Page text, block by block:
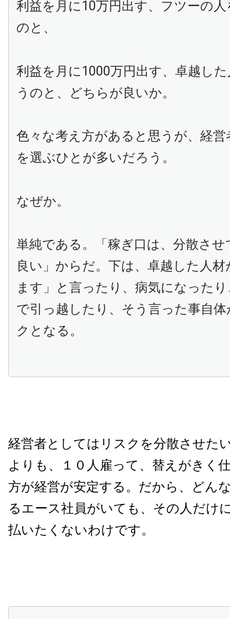
利益を月に10万円出す、フツーの
のと、
利益を月に1000万円出す、卓越し
うのと、どちらが良いか。
色々な考え方があると思うが、経
を選ぶひとが多いだろう。
なぜか。
単純である。「稼ぎ口は、分散さ
良い」からだ。下は、卓越した人
ます」と言ったり、病気になった
で引っ越したり、そう言った事自
クとなる。
経営者としてはリスクを分散させた
よりも、１０人雇って、替えがきく
方が経営が安定する。だから、どん
るエース社員がいても、その人だけ
払いたくないわけです。